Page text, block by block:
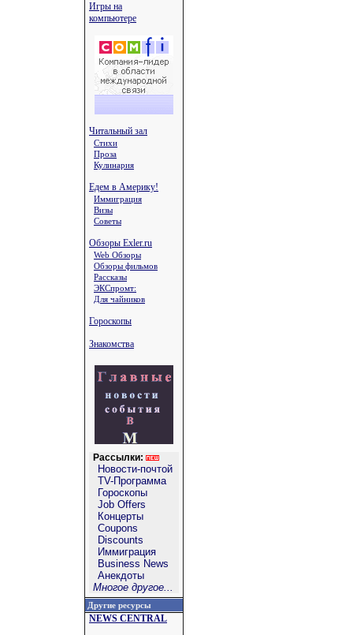
Игры на
компьютере
Читальный зал
Стихи
Проза
Кулинария
Едем в Америку!
Иммиграция
Визы
Советы
Обзоры Exler.ru
Web Обзоры
Обзоры фильмов
Рассказы
ЭКСпромт:
Для чайников
Гороскопы
Знакомства
Рассылки:
Новости-почтой
TV-Программа
Гороскопы
Job Offers
Концерты
Coupons
Discounts
Иммиграция
Business News
Анекдоты
Многое другое...
Другие ресурсы
NEWS CENTRAL